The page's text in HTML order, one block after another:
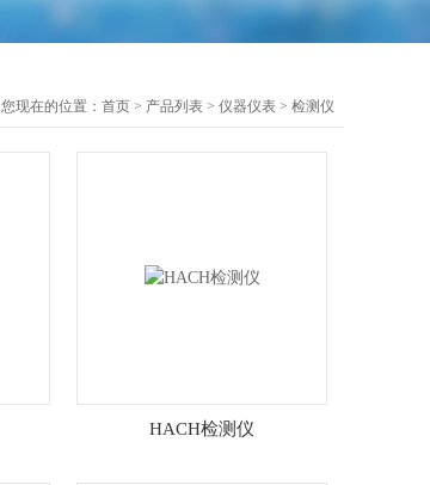
您现在的位置： 首页 > 产品列表 > 仪器仪表 > 检测仪
HACH检测仪